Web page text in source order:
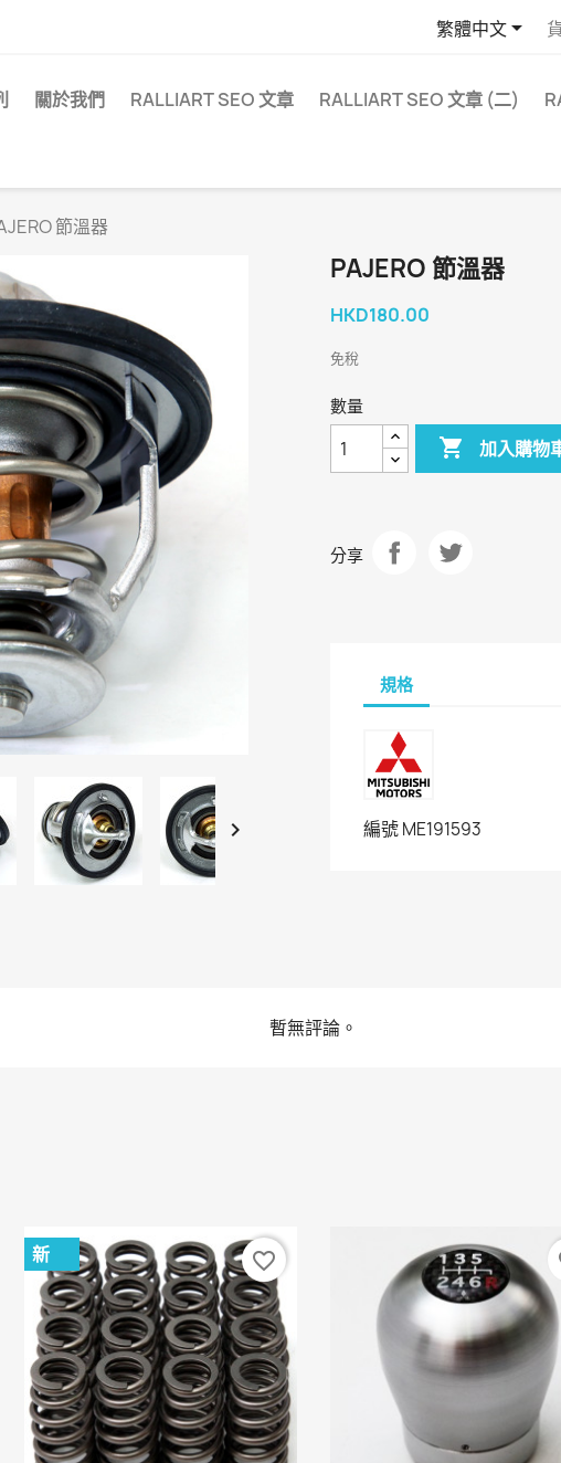
繁體中文
關於我們 RALLIART SEO 文章 RALLIART SEO 文章 (二)
節溫器

PAJERO 節溫器
HKD180.00
免稅
數量
 加入購物
分享
規格
編號ME191593
暫無評論。
新 favorite_border